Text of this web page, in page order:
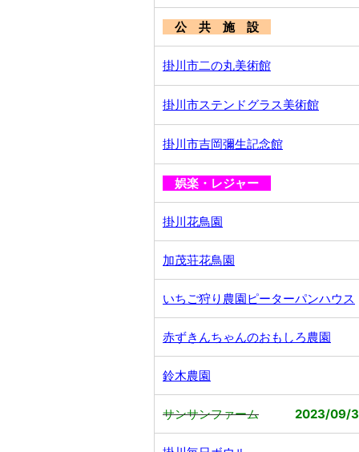
公 共 施 設
掛川市二の丸美術館
掛川市ステンドグラス美術館
掛川市吉岡彌生記念館
娯楽・レジャー
掛川花鳥園
加茂荘花鳥園
いちご狩り農園ピーターパンハウス
赤ずきんちゃんのおもしろ農園
鈴木農園
サンサンファーム 2023/09/